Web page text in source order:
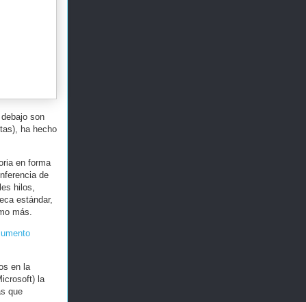
son
ha hecho
en forma
de
hilos,
estándar,
más.
en la
la
que